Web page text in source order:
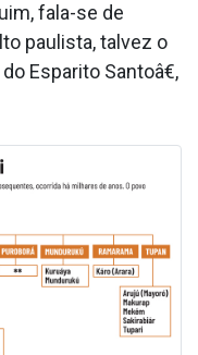
fala-se de
paulista, talvez o
Espa­rito Santoâ€,